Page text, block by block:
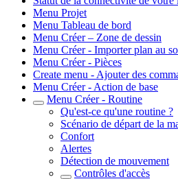
Menu Projet
Menu Tableau de bord
Menu Créer – Zone de dessin
Menu Créer - Importer plan au
Menu Créer - Pièces
Create menu - Ajouter des
Menu Créer - Action de base
Menu Créer - Routine
Qu'est-ce qu'une routine ?
Scénario de départ de la
Confort
Alertes
Détection de mouvement
Contrôles d'accès